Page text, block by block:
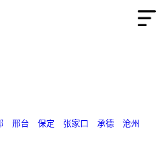
邢台 保定 张家口 承德
沧州